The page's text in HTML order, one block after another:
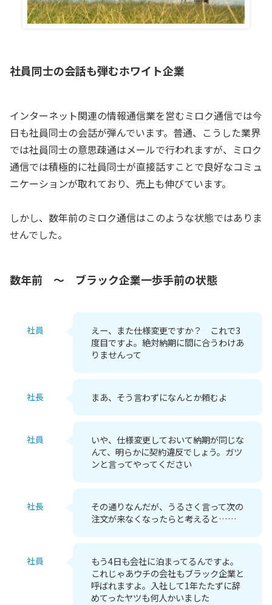
社員同士の会話も弾むホワイト企業
インターネット関連の情報通信業を営むミロク通信では今
日も社員同士の会話が弾んでいます。普通、こうした業界
では社員同士の意思疎通はメールで行われますが、ミロク
通信では積極的に社員同士が直接話すことで良好なコミュ
ニケーションが取れており、売上も伸びています。
しかし、数年前のミロク通信はこのような状態ではありま
せんでした。
数年前 ～ ブラック企業一歩手前の状態
社員
えー、また仕様変更ですか？ これで3
度目ですよ。絶対納期に間に合うわけあ
りませんって
社長 まあ、そう言わずになんとか頼むよ
社員
いや、仕様変更しておいて納期が同じな
んて、明らかに契約違反でしょう。ガツ
ンと言ってやってください
社長
その通りなんだが、うるさく言って次の
注文が来なくなったらと考えると……
社員
もう4日も会社に泊まってるんですよ。
これじゃあウチの会社もブラック企業と
呼ばれますよ。入社して1年たたずに辞
めてったヤツも何人かいました